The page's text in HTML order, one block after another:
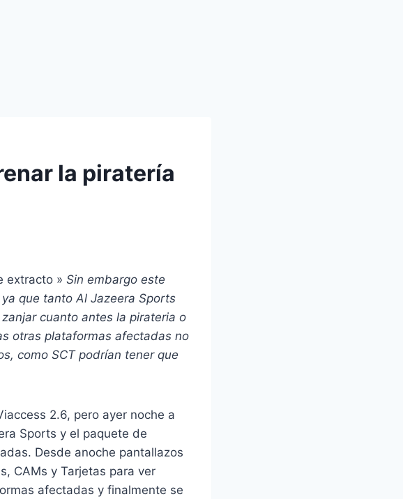
la piratería
extracto » Sin embargo este
que tanto Al Jazeera Sports
cuanto antes la pirateria o
otras plataformas afectadas no
como SCT podrían tener que
2.6, pero ayer noche a
Sports y el paquete de
Desde anoche pantallazos
CAMs y Tarjetas para ver
afectadas y finalmente se